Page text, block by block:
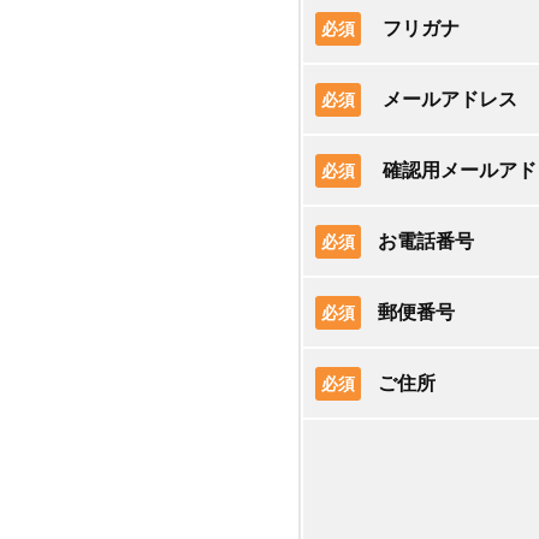
必須 フリガナ
必須 メールアドレス
必須 確認用メールア
必須 お電話番号
必須 郵便番号
必須 ご住所